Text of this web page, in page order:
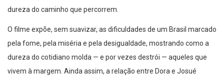
dureza do caminho que percorrem.
O filme expõe, sem suavizar, as dificuldades de um Brasil marcado
pela fome, pela miséria e pela desigualdade, mostrando como a
dureza do cotidiano molda — e por vezes destrói — aqueles que
vivem à margem. Ainda assim, a relação entre Dora e Josué